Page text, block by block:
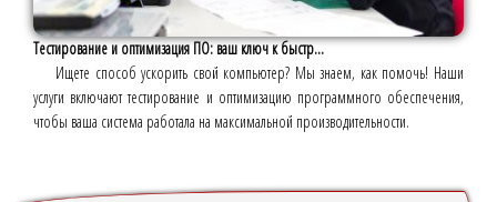
Тестирование и оптимизация ПО: ваш ключ к быстр...
Ищете способ ускорить свой компьютер? Мы знаем, как помочь! Наши
услуги включают тестирование и оптимизацию программного обеспечения,
чтобы ваша система работала на максимальной производительности.